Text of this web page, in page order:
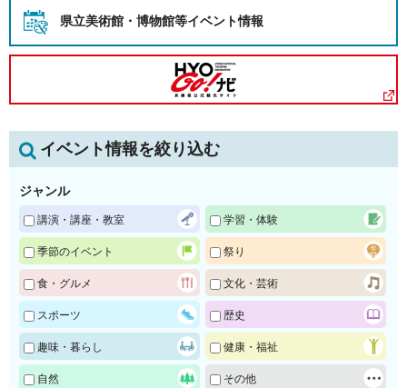
県立美術館・博物館等イベント情報
イベント情報を絞り込む
ジャンル
講演・講座・教室 学習・体験
季節のイベント 祭り
食・グルメ 文化・芸術
スポーツ 歴史
趣味・暮らし 健康・福祉
自然 その他